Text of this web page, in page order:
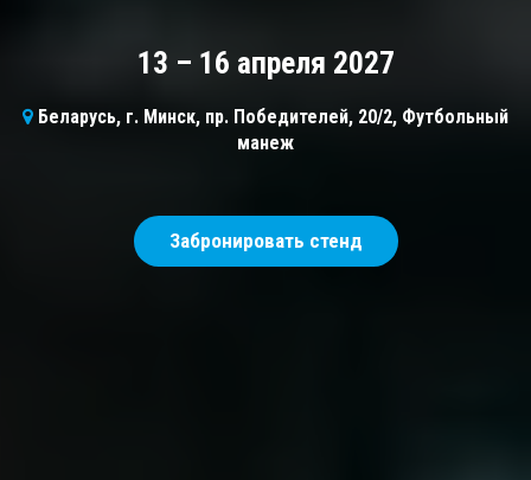
13 – 16 апреля 2027
Беларусь, г. Минск, пр. Победителей, 20/2, Футбольный
манеж
Забронировать стенд